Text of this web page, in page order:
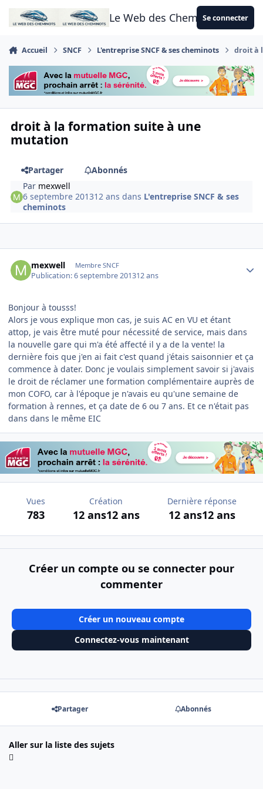
Aller au contenu
Le Web des CheminotsSe connecter
Accueil SNCF L'entreprise SNCF & ses cheminots droit à
droit à la formation suite à une
mutation
Partager
Abonnés
Par mexwell
6 septembre 201312 ans dans L'entreprise SNCF & ses
cheminots
mexwell Membre SNCF
Publication:6 septembre 201312 ans
Bonjour à tousss!
Alors je vous explique mon cas, je suis AC en VU et étant
attop, je vais être muté pour nécessité de service, mais dans
la nouvelle gare qui m'a été affecté il y a de la vente! la
dernière fois que j'en ai fait c'est quand j'étais saisonnier et ça
commence à dater. Donc je voulais simplement savoir si j'avais
le droit de réclamer une formation complémentaire auprès de
mon COFO, car à l'époque je n'avais eu qu'une semaine de
formation à rennes, et ça date de 6 ou 7 ans. Et ce n'était pas
dans dans le même EIC
Vues
783
Création
12 ans12 ans
Dernière réponse
12 ans12 ans
Créer un compte ou se connecter pour
commenter
Créer un nouveau compte
Connectez-vous maintenant
Partager Abonnés
Aller sur la liste des sujets